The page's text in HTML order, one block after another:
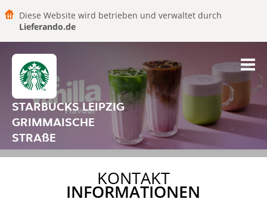
Diese Website wird betrieben und verwaltet durch
Lieferando.de
STARBUCKS LEIPZIG
GRIMMAISCHE
STRAßE
KONTAKT
INFORMATIONEN